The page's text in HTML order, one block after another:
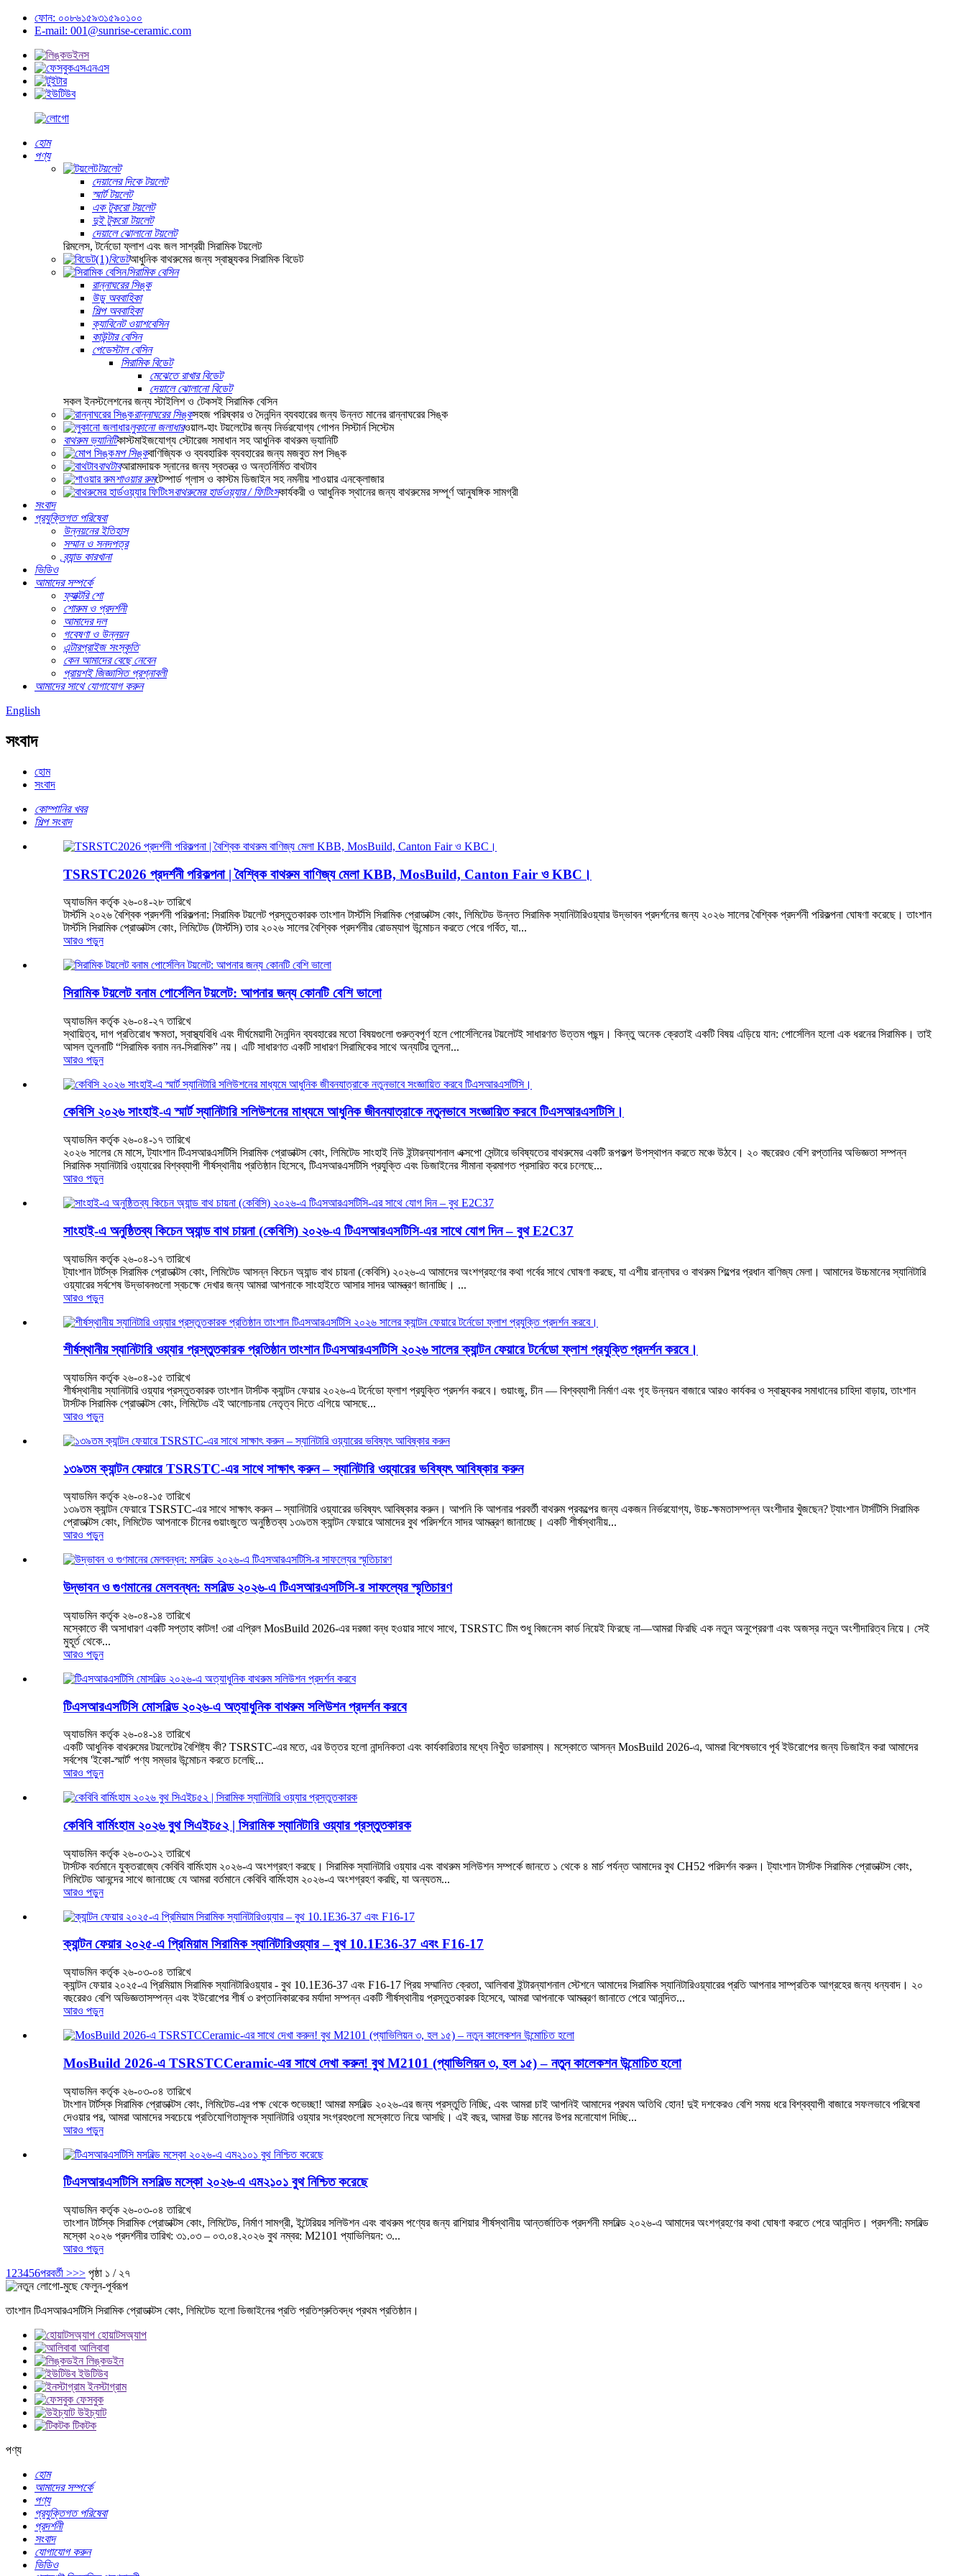
ফোন: ০০৮৬১৫৯৩১৫৯০১০০
E-mail: 001@sunrise-ceramic.com
হোম
পণ্য
টয়লেট
দেয়ালের দিকে টয়লেট
স্মার্ট টয়লেট
এক টুকরো টয়লেট
দুই টুকরো টয়লেট
দেয়ালে ঝোলানো টয়লেট
রিমলেস, টর্নেডো ফ্লাশ এবং জল সাশ্রয়ী সিরামিক টয়লেট
বিডেটআধুনিক বাথরুমের জন্য স্বাস্থ্যকর সিরামিক বিডেট
সিরামিক বেসিন
রান্নাঘরের সিঙ্ক
উডু অববাহিকা
শিল্প অববাহিকা
ক্যাবিনেট ওয়াশবেসিন
কাউন্টার বেসিন
পেডেস্টাল বেসিন
সিরামিক বিডেট
মেঝেতে রাখার বিডেট
দেয়ালে ঝোলানো বিডেট
সকল ইনস্টলেশনের জন্য স্টাইলিশ ও টেকসই সিরামিক বেসিন
রান্নাঘরের সিঙ্কসহজ পরিষ্কার ও দৈনন্দিন ব্যবহারের জন্য উন্নত মানের রান্নাঘরের সিঙ্ক
লুকানো জলাধারওয়াল-হাং টয়লেটের জন্য নির্ভরযোগ্য গোপন সিস্টার্ন সিস্টেম
বাথরুম ভ্যানিটিকাস্টমাইজযোগ্য স্টোরেজ সমাধান সহ আধুনিক বাথরুম ভ্যানিটি
মপ সিঙ্কবাণিজ্যিক ও ব্যবহারিক ব্যবহারের জন্য মজবুত মপ সিঙ্ক
বাথটাবআরামদায়ক স্নানের জন্য স্বতন্ত্র ও অন্তর্নির্মিত বাথটাব
শাওয়ার রুমটেম্পার্ড গ্লাস ও কাস্টম ডিজাইন সহ নমনীয় শাওয়ার এনক্লোজার
বাথরুমের হার্ডওয়্যার / ফিটিংসকার্যকরী ও আধুনিক স্থানের জন্য বাথরুমের সম্পূর্ণ আনুষঙ্গিক সামগ্রী
সংবাদ
প্রযুক্তিগত পরিষেবা
উন্নয়নের ইতিহাস
সম্মান ও সনদপত্র
ব্র্যান্ড কারখানা
ভিডিও
আমাদের সম্পর্কে
ফ্যাক্টরি শো
শোরুম ও প্রদর্শনী
আমাদের দল
গবেষণা ও উন্নয়ন
এন্টারপ্রাইজ সংস্কৃতি
কেন আমাদের বেছে নেবেন
প্রায়শই জিজ্ঞাসিত প্রশ্নাবলী
আমাদের সাথে যোগাযোগ করুন
English
সংবাদ
হোম
সংবাদ
কোম্পানির খবর
শিল্প সংবাদ
TSRSTC2026 প্রদর্শনী পরিকল্পনা | বৈশ্বিক বাথরুম বাণিজ্য মেলা KBB, MosBuild, Canton Fair ও KBC।
অ্যাডমিন কর্তৃক ২৬-০৪-২৮ তারিখে
টার্স্টসি ২০২৬ বৈশ্বিক প্রদর্শনী পরিকল্পনা: সিরামিক টয়লেট প্রস্তুতকারক তাংশান টার্স্টসি সিরামিক প্রোডাক্টস কোং, লিমিটেড উন্নত সিরামিক স্যানিটারিওয়্যার উদ্ভাবন প্রদর্শনের জন্য ২০২৬ সালের বৈশ্বিক প্রদর্শনী পরিকল্পনা ঘোষণা করেছে। তাংশান
টার্স্টসি সিরামিক প্রোডাক্টস কোং, লিমিটেড (টার্স্টসি) তার ২০২৬ সালের বৈশ্বিক প্রদর্শনীর রোডম্যাপ উন্মোচন করতে পেরে গর্বিত, যা...
আরও পড়ুন
সিরামিক টয়লেট বনাম পোর্সেলিন টয়লেট: আপনার জন্য কোনটি বেশি ভালো
অ্যাডমিন কর্তৃক ২৬-০৪-২৭ তারিখে
স্থায়িত্ব, দাগ প্রতিরোধ ক্ষমতা, স্বাস্থ্যবিধি এবং দীর্ঘমেয়াদী দৈনন্দিন ব্যবহারের মতো বিষয়গুলো গুরুত্বপূর্ণ হলে পোর্সেলিনের টয়লেটই সাধারণত উত্তম পছন্দ। কিন্তু অনেক ক্রেতাই একটি বিষয় এড়িয়ে যান: পোর্সেলিন হলো এক ধরনের সিরামিক। তাই
আসল তুলনাটি “সিরামিক বনাম নন-সিরামিক” নয়। এটি সাধারণত একটি সাধারণ সিরামিকের সাথে অন্যটির তুলনা...
আরও পড়ুন
কেবিসি ২০২৬ সাংহাই-এ স্মার্ট স্যানিটারি সলিউশনের মাধ্যমে আধুনিক জীবনযাত্রাকে নতুনভাবে সংজ্ঞায়িত করবে টিএসআরএসটিসি।
অ্যাডমিন কর্তৃক ২৬-০৪-১৭ তারিখে
২০২৬ সালের মে মাসে, ট্যাংশান টিএসআরএসটিসি সিরামিক প্রোডাক্টস কোং, লিমিটেড সাংহাই নিউ ইন্টারন্যাশনাল এক্সপো সেন্টারে ভবিষ্যতের বাথরুমের একটি রূপকল্প উপস্থাপন করতে মঞ্চে উঠবে। ২০ বছরেরও বেশি রপ্তানির অভিজ্ঞতা সম্পন্ন
সিরামিক স্যানিটারি ওয়্যারের বিশ্বব্যাপী শীর্ষস্থানীয় প্রতিষ্ঠান হিসেবে, টিএসআরএসটিসি প্রযুক্তি এবং ডিজাইনের সীমানা ক্রমাগত প্রসারিত করে চলেছে...
আরও পড়ুন
সাংহাই-এ অনুষ্ঠিতব্য কিচেন অ্যান্ড বাথ চায়না (কেবিসি) ২০২৬-এ টিএসআরএসটিসি-এর সাথে যোগ দিন – বুথ E2C37
অ্যাডমিন কর্তৃক ২৬-০৪-১৭ তারিখে
ট্যাংশান টার্টস্ক সিরামিক প্রোডাক্টস কোং, লিমিটেড আসন্ন কিচেন অ্যান্ড বাথ চায়না (কেবিসি) ২০২৬-এ আমাদের অংশগ্রহণের কথা গর্বের সাথে ঘোষণা করছে, যা এশীয় রান্নাঘর ও বাথরুম শিল্পের প্রধান বাণিজ্য মেলা। আমাদের উচ্চমানের স্যানিটারি
ওয়্যারের সর্বশেষ উদ্ভাবনগুলো স্বচক্ষে দেখার জন্য আমরা আপনাকে সাংহাইতে আসার সাদর আমন্ত্রণ জানাচ্ছি। ...
আরও পড়ুন
শীর্ষস্থানীয় স্যানিটারি ওয়্যার প্রস্তুতকারক প্রতিষ্ঠান তাংশান টিএসআরএসটিসি ২০২৬ সালের ক্যান্টন ফেয়ারে টর্নেডো ফ্লাশ প্রযুক্তি প্রদর্শন করবে।
অ্যাডমিন কর্তৃক ২৬-০৪-১৫ তারিখে
শীর্ষস্থানীয় স্যানিটারি ওয়্যার প্রস্তুতকারক তাংশান টার্সটক ক্যান্টন ফেয়ার ২০২৬-এ টর্নেডো ফ্লাশ প্রযুক্তি প্রদর্শন করবে। গুয়াংজু, চীন — বিশ্বব্যাপী নির্মাণ এবং গৃহ উন্নয়ন বাজারে আরও কার্যকর ও স্বাস্থ্যকর সমাধানের চাহিদা বাড়ায়, তাংশান
টার্সটক সিরামিক প্রোডাক্টস কোং, লিমিটেড এই আলোচনায় নেতৃত্ব দিতে এগিয়ে আসছে...
আরও পড়ুন
১৩৯তম ক্যান্টন ফেয়ারে TSRSTC-এর সাথে সাক্ষাৎ করুন – স্যানিটারি ওয়্যারের ভবিষ্যৎ আবিষ্কার করুন
অ্যাডমিন কর্তৃক ২৬-০৪-১৫ তারিখে
১৩৯তম ক্যান্টন ফেয়ারে TSRSTC-এর সাথে সাক্ষাৎ করুন – স্যানিটারি ওয়্যারের ভবিষ্যৎ আবিষ্কার করুন। আপনি কি আপনার পরবর্তী বাথরুম প্রকল্পের জন্য একজন নির্ভরযোগ্য, উচ্চ-ক্ষমতাসম্পন্ন অংশীদার খুঁজছেন? ট্যাংশান টার্সটিসি সিরামিক
প্রোডাক্টস কোং, লিমিটেড আপনাকে চীনের গুয়াংজুতে অনুষ্ঠিতব্য ১৩৯তম ক্যান্টন ফেয়ারে আমাদের বুথ পরিদর্শনে সাদর আমন্ত্রণ জানাচ্ছে। একটি শীর্ষস্থানীয়...
আরও পড়ুন
উদ্ভাবন ও গুণমানের মেলবন্ধন: মসবিল্ড ২০২৬-এ টিএসআরএসটিসি-র সাফল্যের স্মৃতিচারণ
অ্যাডমিন কর্তৃক ২৬-০৪-১৪ তারিখে
মস্কোতে কী অসাধারণ একটি সপ্তাহ কাটল! ৩রা এপ্রিল MosBuild 2026-এর দরজা বন্ধ হওয়ার সাথে সাথে, TSRSTC টিম শুধু বিজনেস কার্ড নিয়েই ফিরছে না—আমরা ফিরছি এক নতুন অনুপ্রেরণা এবং অজস্র নতুন অংশীদারিত্ব নিয়ে। সেই
মুহূর্ত থেকে...
আরও পড়ুন
টিএসআরএসটিসি মোসবিল্ড ২০২৬-এ অত্যাধুনিক বাথরুম সলিউশন প্রদর্শন করবে
অ্যাডমিন কর্তৃক ২৬-০৪-১৪ তারিখে
একটি আধুনিক বাথরুমের টয়লেটের বৈশিষ্ট্য কী? TSRSTC-এর মতে, এর উত্তর হলো নান্দনিকতা এবং কার্যকারিতার মধ্যে নিখুঁত ভারসাম্য। মস্কোতে আসন্ন MosBuild 2026-এ, আমরা বিশেষভাবে পূর্ব ইউরোপের জন্য ডিজাইন করা আমাদের
সর্বশেষ 'ইকো-স্মার্ট' পণ্য সম্ভার উন্মোচন করতে চলেছি...
আরও পড়ুন
কেবিবি বার্মিংহাম ২০২৬ বুথ সিএইচ৫২ | সিরামিক স্যানিটারি ওয়্যার প্রস্তুতকারক
অ্যাডমিন কর্তৃক ২৬-০৩-১২ তারিখে
টার্সটক বর্তমানে যুক্তরাজ্যে কেবিবি বার্মিংহাম ২০২৬-এ অংশগ্রহণ করছে। সিরামিক স্যানিটারি ওয়্যার এবং বাথরুম সলিউশন সম্পর্কে জানতে ১ থেকে ৪ মার্চ পর্যন্ত আমাদের বুথ CH52 পরিদর্শন করুন। ট্যাংশান টার্সটক সিরামিক প্রোডাক্টস কোং,
লিমিটেড আনন্দের সাথে জানাচ্ছে যে আমরা বর্তমানে কেবিবি বার্মিংহাম ২০২৬-এ অংশগ্রহণ করছি, যা অন্যতম...
আরও পড়ুন
ক্যান্টন ফেয়ার ২০২৫-এ প্রিমিয়াম সিরামিক স্যানিটারিওয়্যার – বুথ 10.1E36-37 এবং F16-17
অ্যাডমিন কর্তৃক ২৬-০৩-০৪ তারিখে
ক্যান্টন ফেয়ার ২০২৫-এ প্রিমিয়াম সিরামিক স্যানিটারিওয়্যার - বুথ 10.1E36-37 এবং F16-17 প্রিয় সম্মানিত ক্রেতা, আলিবাবা ইন্টারন্যাশনাল স্টেশনে আমাদের সিরামিক স্যানিটারিওয়্যারের প্রতি আপনার সাম্প্রতিক আগ্রহের জন্য ধন্যবাদ। ২০
বছরেরও বেশি অভিজ্ঞতাসম্পন্ন এবং ইউরোপের শীর্ষ ৩ রপ্তানিকারকের মর্যাদা সম্পন্ন একটি শীর্ষস্থানীয় প্রস্তুতকারক হিসেবে, আমরা আপনাকে আমন্ত্রণ জানাতে পেরে আনন্দিত...
আরও পড়ুন
MosBuild 2026-এ TSRSTCCeramic-এর সাথে দেখা করুন! বুথ M2101 (প্যাভিলিয়ন ৩, হল ১৫) – নতুন কালেকশন উন্মোচিত হলো
অ্যাডমিন কর্তৃক ২৬-০৩-০৪ তারিখে
টাংশান টার্টস্ক সিরামিক প্রোডাক্টস কোং, লিমিটেড-এর পক্ষ থেকে শুভেচ্ছা! আমরা মসবিল্ড ২০২৬-এর জন্য প্রস্তুতি নিচ্ছি, এবং আমরা চাই আপনিই আমাদের প্রথম অতিথি হোন! দুই দশকেরও বেশি সময় ধরে বিশ্বব্যাপী বাজারে সফলভাবে পরিষেবা
দেওয়ার পর, আমরা আমাদের সবচেয়ে প্রতিযোগিতামূলক স্যানিটারি ওয়্যার সংগ্রহগুলো মস্কোতে নিয়ে আসছি। এই বছর, আমরা উচ্চ মানের উপর মনোযোগ দিচ্ছি...
আরও পড়ুন
টিএসআরএসটিসি মসবিল্ড মস্কো ২০২৬-এ এম২১০১ বুথ নিশ্চিত করেছে
অ্যাডমিন কর্তৃক ২৬-০৩-০৪ তারিখে
তাংশান টার্টস্ক সিরামিক প্রোডাক্টস কোং, লিমিটেড, নির্মাণ সামগ্রী, ইন্টেরিয়র সলিউশন এবং বাথরুম পণ্যের জন্য রাশিয়ার শীর্ষস্থানীয় আন্তর্জাতিক প্রদর্শনী মসবিল্ড ২০২৬-এ আমাদের অংশগ্রহণের কথা ঘোষণা করতে পেরে আনন্দিত। প্রদর্শনী: মসবিল্ড
মস্কো ২০২৬ প্রদর্শনীর তারিখ: ৩১.০৩ – ০৩.০৪.২০২৬ বুথ নম্বর: M2101 প্যাভিলিয়ন: ৩...
আরও পড়ুন
1 23456পরবর্তী >>> পৃষ্ঠা ১ / ২৭
তাংশান টিএসআরএসটিসি সিরামিক প্রোডাক্টস কোং, লিমিটেড হলো ডিজাইনের প্রতি প্রতিশ্রুতিবদ্ধ প্রথম প্রতিষ্ঠান।
হোয়াটসঅ্যাপ
আলিবাবা
লিঙ্কডইন
ইউটিউব
ইনস্টাগ্রাম
ফেসবুক
উইচ্যাট
টিকটক
পণ্য
হোম
আমাদের সম্পর্কে
পণ্য
প্রযুক্তিগত পরিষেবা
প্রদর্শনী
সংবাদ
যোগাযোগ করুন
ভিডিও